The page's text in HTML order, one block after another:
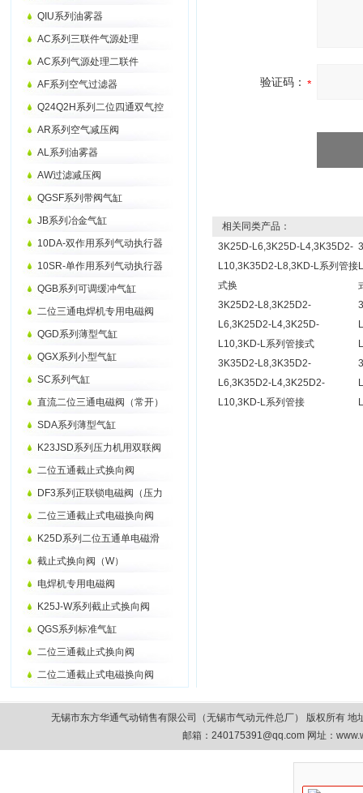
QIU系列油雾器
AC系列三联件气源处理
AC系列气源处理二联件
AF系列空气过滤器
Q24Q2H系列二位四通双气控
AR系列空气减压阀
AL系列油雾器
AW过滤减压阀
QGSF系列带阀气缸
JB系列冶金气缸
10DA-双作用系列气动执行器
10SR-单作用系列气动执行器
QGB系列可调缓冲气缸
二位三通电焊机专用电磁阀
QGD系列薄型气缸
QGX系列小型气缸
SC系列气缸
直流二位三通电磁阀（常开）
SDA系列薄型气缸
K23JSD系列压力机用双联阀
二位五通截止式换向阀
DF3系列正联锁电磁阀（压力
二位三通截止式电磁换向阀
K25D系列二位五通单电磁滑
截止式换向阀（W）
电焊机专用电磁阀
K25J-W系列截止式换向阀
QGS系列标准气缸
二位三通截止式换向阀
二位二通截止式电磁换向阀
验证码：
相关同类产品：
3K25D-L6,3K25D-L4,3K35D2-
L10,3K35D2-L8,3KD-L系列管接
式换
3K25D2-L8,3K25D2-
L6,3K25D2-L4,3K25D-
L10,3KD-L系列管接式
3K35D2-L8,3K35D2-
L6,3K35D2-L4,3K25D2-
L10,3KD-L系列管接
无锡市东方华通气动销售有限公司（无锡市气动元件总厂） 版权所有
邮箱：240175391@qq.com 网址：